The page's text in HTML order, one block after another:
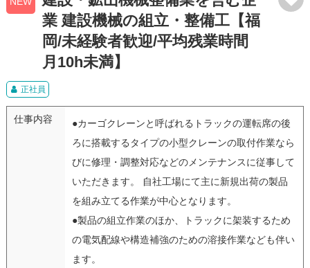
業 建設機械の組立・整備工【福
岡/未経験者歓迎/平均残業時間
月10h未満】
正社員
仕事内容
●カーゴクレーンと呼ばれるトラックの運転席の後
ろに搭載するタイプの小型クレーンの取付作業なら
びに修理・調整対応などのメンテナンスに従事して
いただきます。 自社工場にて主に新規出荷の製品
を組み立てる作業が中心となります。
●製品の組立作業のほか、トラックに架装するため
の電気配線や構造補強のための溶接作業なども伴い
ます。